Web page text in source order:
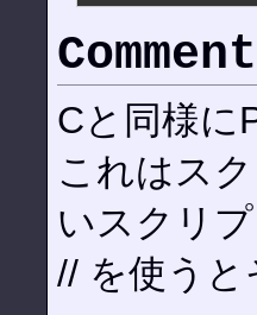
Comment
Cと同様に
これはス
いスクリ
// を使う